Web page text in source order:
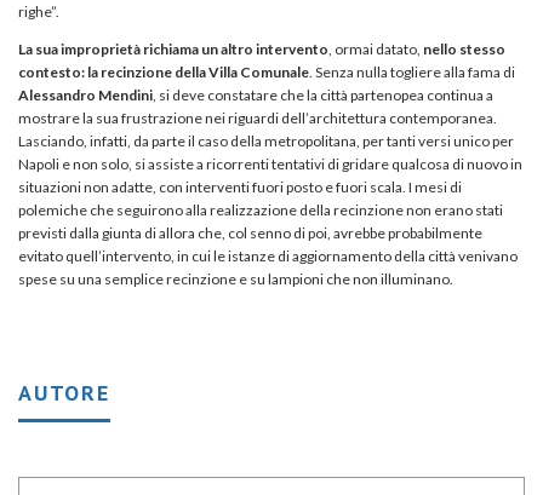
righe”.
La sua improprietà richiama un altro intervento , ormai datato, nello stesso
contesto: la recinzione della Villa Comunale . Senza nulla togliere alla fama di
Alessandro Mendini , si deve constatare che la città partenopea continua a
mostrare la sua frustrazione nei riguardi dell’architettura contemporanea.
Lasciando, infatti, da parte il caso della metropolitana, per tanti versi unico per
Napoli e non solo, si assiste a ricorrenti tentativi di gridare qualcosa di nuovo in
situazioni non adatte, con interventi fuori posto e fuori scala. I mesi di
polemiche che seguirono alla realizzazione della recinzione non erano stati
previsti dalla giunta di allora che, col senno di poi, avrebbe probabilmente
evitato quell’intervento, in cui le istanze di aggiornamento della città venivano
spese su una semplice recinzione e su lampioni che non illuminano.
AUTORE